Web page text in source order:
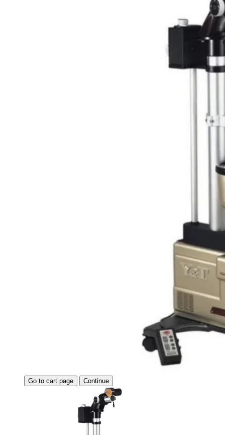
Go to cart page Continue